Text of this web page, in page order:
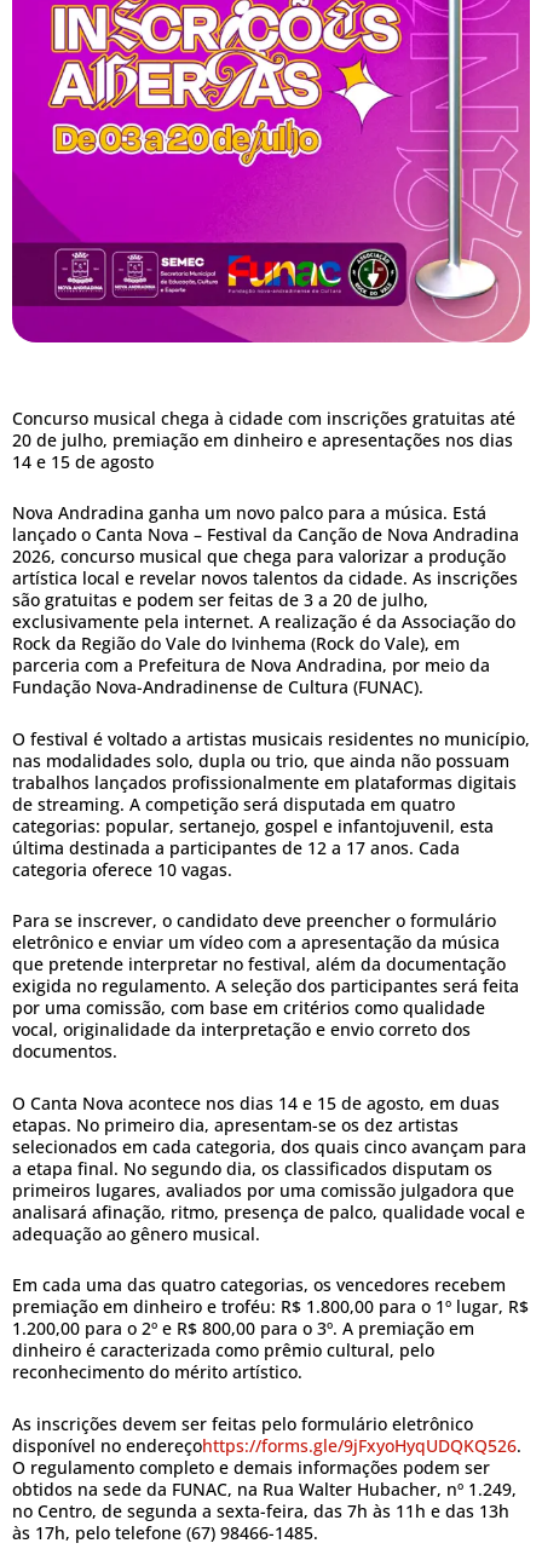
Concurso musical chega à cidade com inscrições gratuitas até
20 de julho, premiação em dinheiro e apresentações nos dias
14 e 15 de agosto
Nova Andradina ganha um novo palco para a música. Está
lançado o Canta Nova – Festival da Canção de Nova Andradina
2026, concurso musical que chega para valorizar a produção
artística local e revelar novos talentos da cidade. As inscrições
são gratuitas e podem ser feitas de 3 a 20 de julho,
exclusivamente pela internet. A realização é da Associação do
Rock da Região do Vale do Ivinhema (Rock do Vale), em
parceria com a Prefeitura de Nova Andradina, por meio da
Fundação Nova-Andradinense de Cultura (FUNAC).
O festival é voltado a artistas musicais residentes no município,
nas modalidades solo, dupla ou trio, que ainda não possuam
trabalhos lançados profissionalmente em plataformas digitais
de streaming. A competição será disputada em quatro
categorias: popular, sertanejo, gospel e infantojuvenil, esta
última destinada a participantes de 12 a 17 anos. Cada
categoria oferece 10 vagas.
Para se inscrever, o candidato deve preencher o formulário
eletrônico e enviar um vídeo com a apresentação da música
que pretende interpretar no festival, além da documentação
exigida no regulamento. A seleção dos participantes será feita
por uma comissão, com base em critérios como qualidade
vocal, originalidade da interpretação e envio correto dos
documentos.
O Canta Nova acontece nos dias 14 e 15 de agosto, em duas
etapas. No primeiro dia, apresentam-se os dez artistas
selecionados em cada categoria, dos quais cinco avançam para
a etapa final. No segundo dia, os classificados disputam os
primeiros lugares, avaliados por uma comissão julgadora que
analisará afinação, ritmo, presença de palco, qualidade vocal e
adequação ao gênero musical.
Em cada uma das quatro categorias, os vencedores recebem
premiação em dinheiro e troféu: R$ 1.800,00 para o 1º lugar, R$
1.200,00 para o 2º e R$ 800,00 para o 3º. A premiação em
dinheiro é caracterizada como prêmio cultural, pelo
reconhecimento do mérito artístico.
As inscrições devem ser feitas pelo formulário eletrônico
disponível no endereçohttps://forms.gle/9jFxyoHyqUDQKQ526.
O regulamento completo e demais informações podem ser
obtidos na sede da FUNAC, na Rua Walter Hubacher, nº 1.249,
no Centro, de segunda a sexta-feira, das 7h às 11h e das 13h
às 17h, pelo telefone (67) 98466-1485.